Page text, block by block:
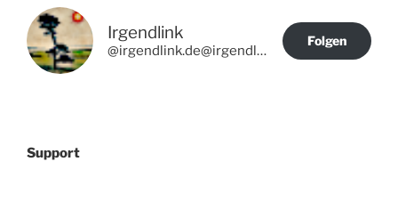
Irgendlink
@irgendlink.de@irgendlink.de
Folgen
Support